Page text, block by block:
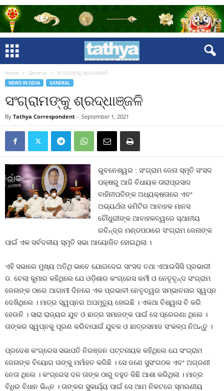
Home General ସଂଗ୍ରାମଙ୍କୁ ଶ୍ରଦ୍ଧାଞ୍ଜଳି
NEWS IN ODIA GENERAL
ସଂଗ୍ରାମଙ୍କୁ ଶ୍ରଦ୍ଧାଞ୍ଜଳି
By Tathya Correspondent - September 1, 2021
ଭୁବନେଶ୍ୱର : ସଂଗ୍ରାମ ଜେନା ସ୍ମୃତି ସଂସଦ
ପକ୍ଷରୁ ଆଜି ବିଧାୟକ ତାରାପ୍ରସାଦ
ବାହିନୀପତିଙ୍କ ଅଧ୍ୟକ୍ଷତାରେ ଏବଂ
ଅଭ୍ୟର୍ଥନା କମିଟିର ଆବାହକ ମାନସ
ଚୌଧୁରୀଙ୍କ ଆବାହକତ୍ୱରେ ସ୍ଥାନୀୟ
ରବିନ୍ଦ୍ର ମଣ୍ଡପଠାରେ ସଂଗ୍ରାମ ଜେନାଙ୍କ
ପାଇଁ ଏକ ସର୍ବଦଳୀୟ ସ୍ମୃତି ସଭା ଆୟୋଜିତ ହୋଇଥିଲା ।
ଏହି ସଭାରେ ମୁଖ୍ୟ ଅତିଥି ଭାବେ ଯୋଗଦେଇ ସାଂସଦ ତଥା ଏଆଇସିସି ପ୍ରଭାରୀ
ଡ. ଚେଲା କୁମାର କହିଥିଲେ ଯେ ଓଡ଼ିଶାର କଂଗ୍ରେସ କର୍ମୀ ଓ ନେତୃବୃନ୍ଦ ସଂଗ୍ରାମ
ଜେନାଙ୍କ ଠାରେ ଆଗାମୀ ଦିନରେ ଏକ ପ୍ରଭାବୀ ନେତୃତ୍ୱର ସମ୍ଭାବନାର ସ୍ୱପ୍ନ
ଦେଖିଥିଲେ । ମାତ୍ର ସ୍ୱପ୍ନର ଅପମୃତ୍ୟୁ ହୋଇଛି । ଏକଥା ବିଶ୍ୱାସ ବି କରି
ହେଉନି । ସାରା ରାଜ୍ୟର ଯୁବ ଓ ଛାତ୍ର ସମାଜଙ୍କ ପାଇଁ ସେ ପ୍ରେରଣା ଥିଲେ ।
ତାଙ୍କର ସ୍ୱପ୍ନକୁ ପୂରଣ କରିବାପାଇଁ ଯୁବକ ଓ ଛାତ୍ରସମାଜ ସଂକଳ୍ପ ନିଅନ୍ତୁ ।
ପ୍ରଦେଶ କଂଗ୍ରେସ ସଭାପତି ନିରଞ୍ଜନ ପଟ୍ଟନାୟକ କହିଥିଲେ ଯେ ସଂଗ୍ରାମ
ଜେନାଙ୍କ ବିୟୋଗ ତାଙ୍କୁ ମର୍ମାହତ କରିଛି । ସେ ଜଣେ ସୁସଂଗଠକ ଏବଂ ଅଗ୍ରଣୀ
ନେତା ଥିଲେ । କଂଗ୍ରେସ ଦଳ ତାଙ୍କ ଠାରୁ ବହୁତ କିଛି ଆଶା କରିଥିଲା । ମାତ୍ର
ବିଧିର ବିଧାନ ଭିନ୍ନ । ତାଙ୍କର ସୁକାର୍ଯ୍ୟ ପାଇଁ ସେ ଆମ ନିକଟରେ ସ୍ମରଣୀୟ